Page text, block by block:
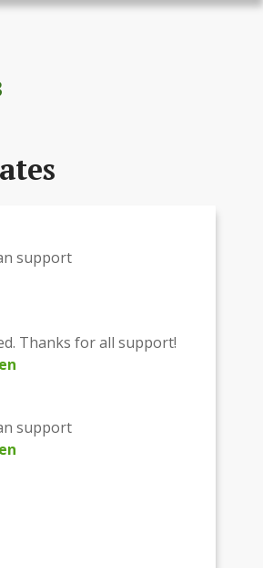
support
Thanks for all support!
support